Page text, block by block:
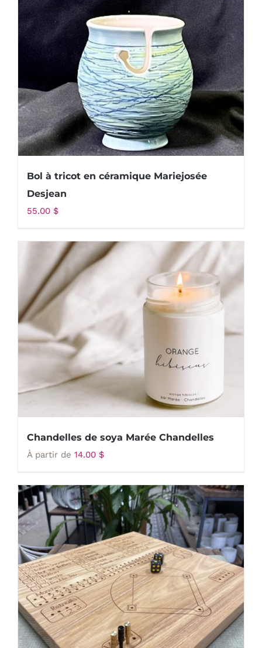
Bol à tricot en céramique Mariejosée
Desjean
55.00 $
Chandelles de soya Marée Chandelles
À partir de 14.00 $